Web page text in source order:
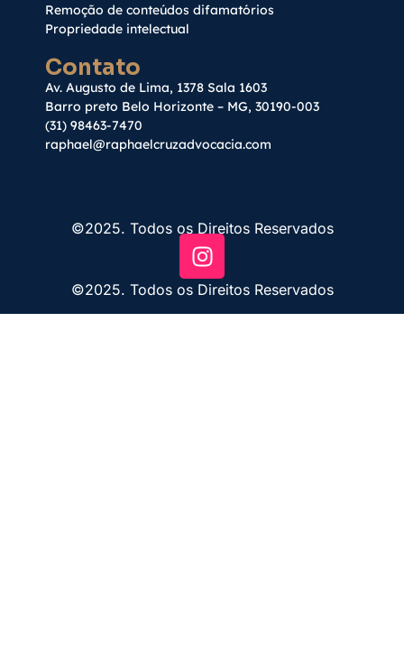
Remoção de conteúdos difamatórios
Propriedade intelectual
Contato
Av. Augusto de Lima, 1378 Sala 1603
Barro preto Belo Horizonte – MG, 30190-003
(31) 98463-7470
raphael@raphaelcruzadvocacia.com
©2025. Todos os Direitos Reservados
©2025. Todos os Direitos Reservados